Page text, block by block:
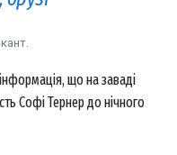
що на заваді
Софі Тернер до нічного